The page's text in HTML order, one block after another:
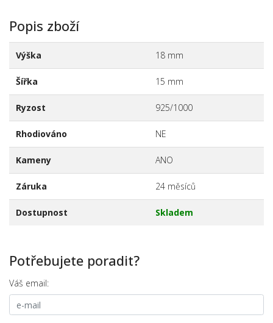
Popis zboží
Výška 18 mm
Šířka 15 mm
Ryzost 925/1000
Rhodiováno NE
Kameny ANO
Záruka 24 měsíců
Dostupnost Skladem
Potřebujete poradit?
Váš email: